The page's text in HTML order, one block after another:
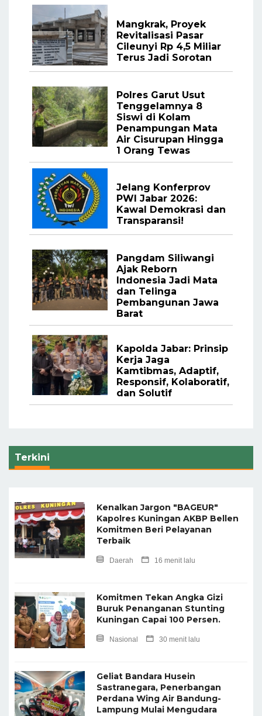
Mangkrak, Proyek
Revitalisasi Pasar
Cileunyi Rp 4,5 Miliar
Terus Jadi Sorotan
Polres Garut Usut
Tenggelamnya 8
Siswi di Kolam
Penampungan Mata
Air Cisurupan Hingga
1 Orang Tewas
Jelang Konferprov
PWI Jabar 2026:
Kawal Demokrasi dan
Transparansi!
Pangdam Siliwangi
Ajak Reborn
Indonesia Jadi Mata
dan Telinga
Pembangunan Jawa
Barat
Kapolda Jabar: Prinsip
Kerja Jaga
Kamtibmas, Adaptif,
Responsif, Kolaboratif,
dan Solutif
Terkini
Kenalkan Jargon "BAGEUR"
Kapolres Kuningan AKBP Bellen
Komitmen Beri Pelayanan
Terbaik
Daerah 16 menit lalu
Komitmen Tekan Angka Gizi
Buruk Penanganan Stunting
Kuningan Capai 100 Persen.
Nasional 30 menit lalu
Geliat Bandara Husein
Sastranegara, Penerbangan
Perdana Wing Air Bandung-
Lampung Mulai Mengudara